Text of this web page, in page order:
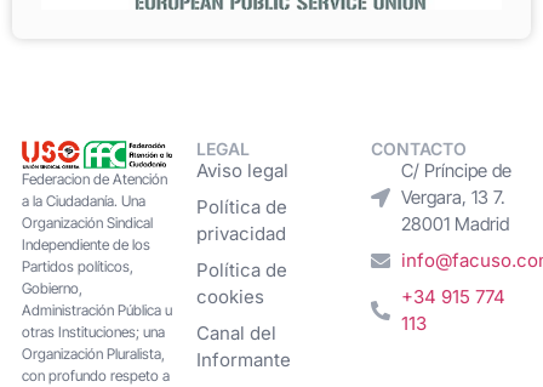
Federacion de Atención
a la Ciudadanía. Una
Organización Sindical
Independiente de los
Partidos políticos,
Gobierno,
Administración Pública u
otras Instituciones; una
Organización Pluralista,
con profundo respeto a
LEGAL
Aviso legal
Política de
privacidad
Política de
cookies
Canal del
Informante
CONTACTO
C/ Príncipe de
Vergara, 13 7.
28001 Madrid
+34 915 774
113